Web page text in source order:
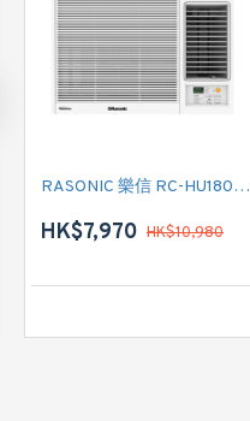
CARRIER 開利 PC09MDK 一匹 移動式淨冷型冷氣機 (附遙控)
HK$2,880 HK$4,780
RASONIC 樂信 RC-HU180A 二匹 變頻式淨冷窗口式冷氣機 (附遙控)
HK$7,970 HK$10,980